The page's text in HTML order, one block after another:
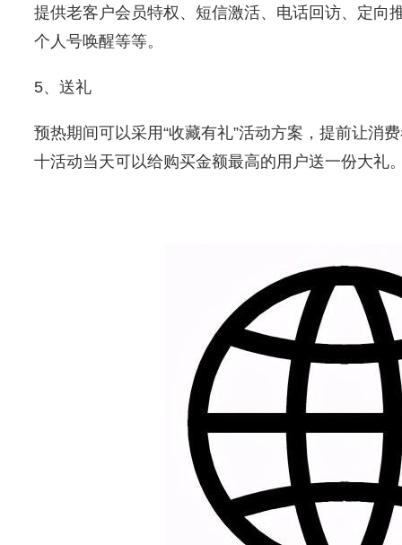
提供老客户会员特权、短信激活、电话回访、定向
个人号唤醒等等。
5、送礼
预热期间可以采用“收藏有礼”活动方案，提前让消
十活动当天可以给购买金额最高的用户送一份大礼